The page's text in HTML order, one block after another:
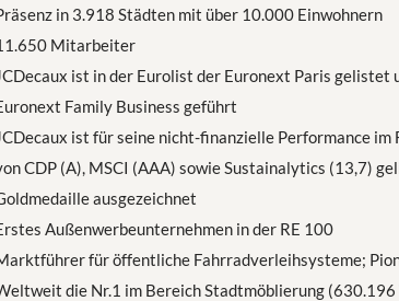
in 3.918 Städten mit über 10.000 Einwohnern
Mitarbeiter
ist in der Eurolist der Euronext Paris gelistet
Family Business geführt
ist für seine nicht-finanzielle Performance im
CDP (A), MSCI (AAA) sowie Sustainalytics (13,7)
ausgezeichnet
Außenwerbeunternehmen in der RE 100
für öffentliche Fahrradverleihsysteme;
die Nr.1 im Bereich Stadtmöblierung